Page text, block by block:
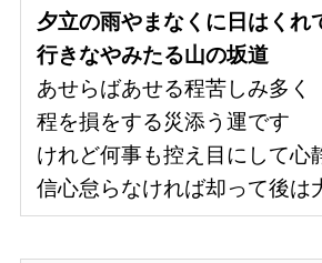
夕立の雨やまなくに日はくれ
行きなやみたる山の坂道
あせらばあせる程苦しみ多
程を損をする災添う運です
けれど何事も控え目にして心
信心怠らなければ却って後は